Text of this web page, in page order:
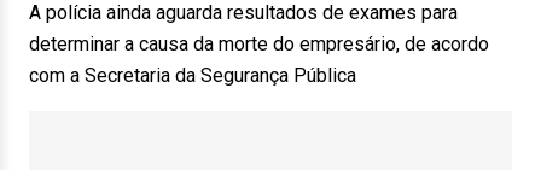
A polícia ainda aguarda resultados de exames para
determinar a causa da morte do empresário, de acordo
com a Secretaria da Segurança Pública